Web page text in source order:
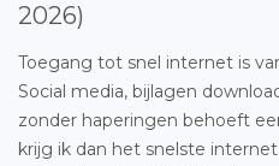
2026)
Toegang tot snel internet is
Social media, bijlagen
zonder haperingen behoeft
krijg ik dan het snelste